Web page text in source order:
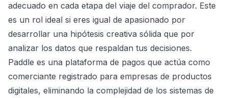
adecuado en cada etapa del viaje del comprador. Este
es un rol ideal si eres igual de apasionado por
desarrollar una hipótesis creativa sólida que por
analizar los datos que respaldan tus decisiones.
Paddle es una plataforma de pagos que actúa como
comerciante registrado para empresas de productos
digitales, eliminando la complejidad de los sistemas de